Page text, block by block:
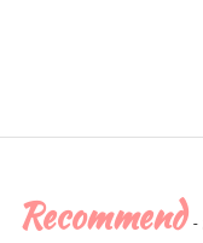
Recommend -